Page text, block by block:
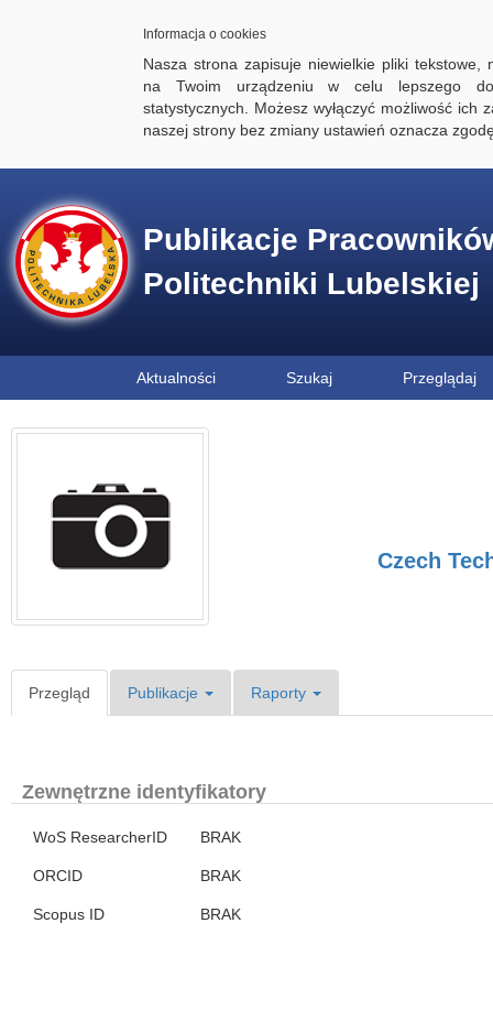
Informacja o cookies
Nasza strona zapisuje niewielkie pliki tekstowe,
na Twoim urządzeniu w celu lepszego
statystycznych. Możesz wyłączyć możliwość ich
naszej strony bez zmiany ustawień oznacza
Publikacje
Politechniki Lubelskiej
Aktualności Szukaj Przeglądaj
Czech
Przegląd Publikacje Raporty
Zewnętrzne identyfikatory
WoS ResearcherID BRAK
ORCID BRAK
Scopus ID BRAK